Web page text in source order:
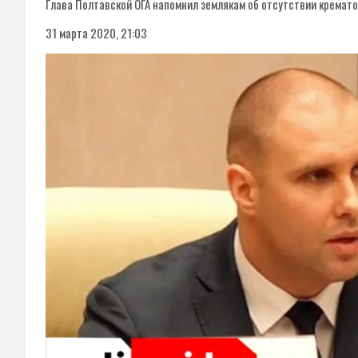
Глава Полтавской ОГА напомнил землякам об отсутствии
31 марта 2020, 21:03